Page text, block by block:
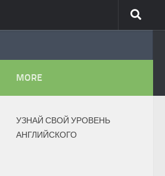
MORE
УЗНАЙ СВОЙ УРОВЕНЬ
АНГЛИЙСКОГО